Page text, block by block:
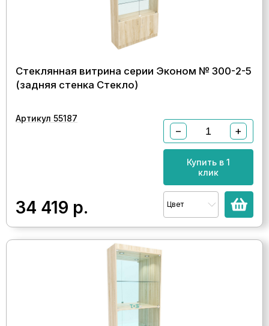
Стеклянная витрина серии Эконом № 300-2-5
(задняя стенка Стекло)
Артикул 55187
34 419 р.
− +
Купить в 1
клик
Цвет